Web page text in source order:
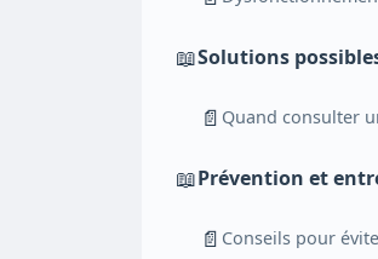
📖Solutions
📄 Quand consulter
📖Prévention et
📄 Conseils pour